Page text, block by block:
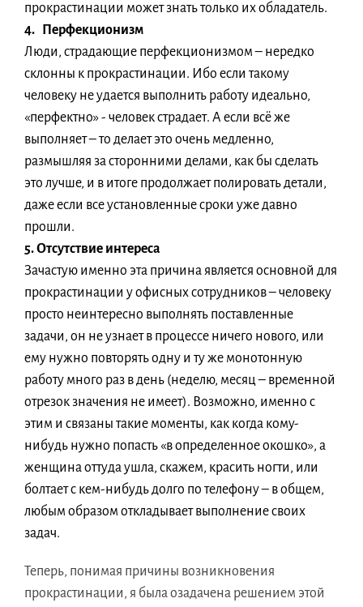
прокрастинации может знать только их обладатель.
4. Перфекционизм
Люди, страдающие перфекционизмом – нередко
склонны к прокрастинации. Ибо если такому
человеку не удается выполнить работу идеально,
«перфектно» - человек страдает. А если всё же
выполняет – то делает это очень медленно,
размышляя за сторонними делами, как бы сделать
это лучше, и в итоге продолжает полировать детали,
даже если все установленные сроки уже давно
прошли.
5. Отсутствие интереса
Зачастую именно эта причина является основной для
прокрастинации у офисных сотрудников – человеку
просто неинтересно выполнять поставленные
задачи, он не узнает в процессе ничего нового, или
ему нужно повторять одну и ту же монотонную
работу много раз в день (неделю, месяц – временной
отрезок значения не имеет). Возможно, именно с
этим и связаны такие моменты, как когда кому-
нибудь нужно попасть «в определенное окошко», а
женщина оттуда ушла, скажем, красить ногти, или
болтает с кем-нибудь долго по телефону – в общем,
любым образом откладывает выполнение своих
задач.
Теперь, понимая причины возникновения
прокрастинации, я была озадачена решением этой